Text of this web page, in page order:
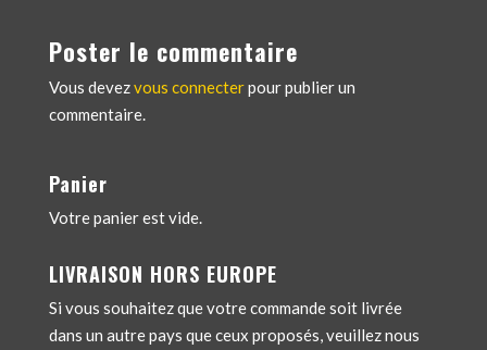
Poster le commentaire
Vous devezvous connecterpour publier un
commentaire.
Panier
Votre panier est vide.
LIVRAISON HORS EUROPE
Si vous souhaitez que votre commande soit livrée
dans un autre pays que ceux proposés, veuillez nous